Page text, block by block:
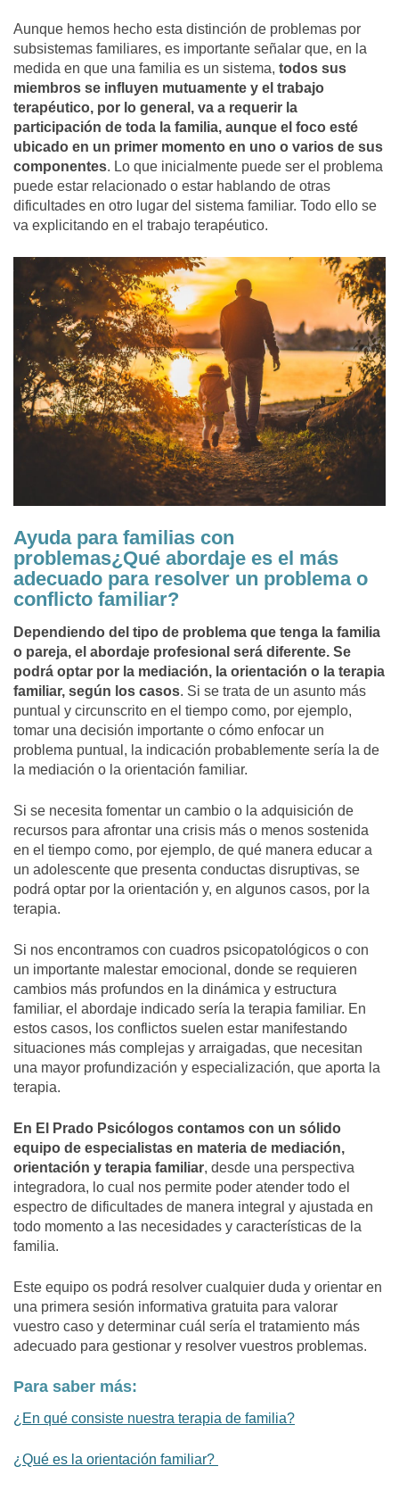
Aunque hemos hecho esta distinción de problemas por
subsistemas familiares, es importante señalar que, en la
medida en que una familia es un sistema, todos sus
miembros se influyen mutuamente y el trabajo
terapéutico, por lo general, va a requerir la
participación de toda la familia, aunque el foco esté
ubicado en un primer momento en uno o varios de sus
componentes. Lo que inicialmente puede ser el problema
puede estar relacionado o estar hablando de otras
dificultades en otro lugar del sistema familiar. Todo ello se
va explicitando en el trabajo terapéutico.
Ayuda para familias con
problemas¿Qué abordaje es el más
adecuado para resolver un problema o
conflicto familiar?
Dependiendo del tipo de problema que tenga la familia
o pareja, el abordaje profesional será diferente. Se
podrá optar por la mediación, la orientación o la terapia
familiar, según los casos. Si se trata de un asunto más
puntual y circunscrito en el tiempo como, por ejemplo,
tomar una decisión importante o cómo enfocar un
problema puntual, la indicación probablemente sería la de
la mediación o la orientación familiar.
Si se necesita fomentar un cambio o la adquisición de
recursos para afrontar una crisis más o menos sostenida
en el tiempo como, por ejemplo, de qué manera educar a
un adolescente que presenta conductas disruptivas, se
podrá optar por la orientación y, en algunos casos, por la
terapia.
Si nos encontramos con cuadros psicopatológicos o con
un importante malestar emocional, donde se requieren
cambios más profundos en la dinámica y estructura
familiar, el abordaje indicado sería la terapia familiar. En
estos casos, los conflictos suelen estar manifestando
situaciones más complejas y arraigadas, que necesitan
una mayor profundización y especialización, que aporta la
terapia.
En El Prado Psicólogos contamos con un sólido
equipo de especialistas en materia de mediación,
orientación y terapia familiar, desde una perspectiva
integradora, lo cual nos permite poder atender todo el
espectro de dificultades de manera integral y ajustada en
todo momento a las necesidades y características de la
familia.
Este equipo os podrá resolver cualquier duda y orientar en
una primera sesión informativa gratuita para valorar
vuestro caso y determinar cuál sería el tratamiento más
adecuado para gestionar y resolver vuestros problemas.
Para saber más:
¿En qué consiste nuestra terapia de familia?
¿Qué es la orientación familiar?